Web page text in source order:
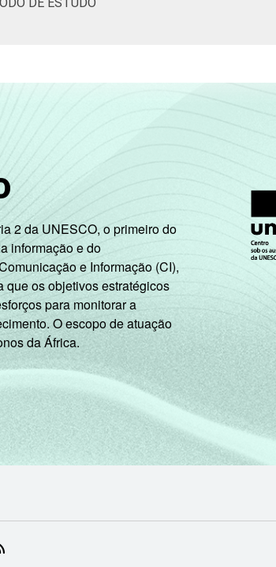
2 da UNESCO, o primeiro do
informação e do
e Informação (CI),
que os objetivos estratégicos
para monitorar a
O escopo de atuação
da África.
EM NOVA ABA)
EM NOVA ABA)
(ABRE EM NOVA ABA)
(ABRE EM NOVA ABA)
NIC.BR (ABRE EM NOVA ABA)
DO NIC.BR (ABRE EM NOVA ABA)
DO NIC.BR (ABRE EM NOVA ABA)
DO NIC.BR (ABRE EM NOVA ABA)